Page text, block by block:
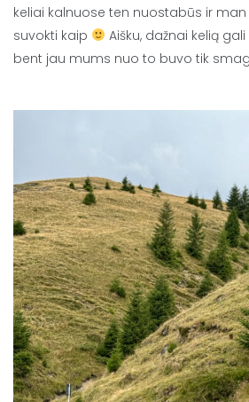
keliai kalnuose ten nuostabūs ir
suvokti kaip
Aišku, dažnai kelią
bent jau mums nuo to buvo tik